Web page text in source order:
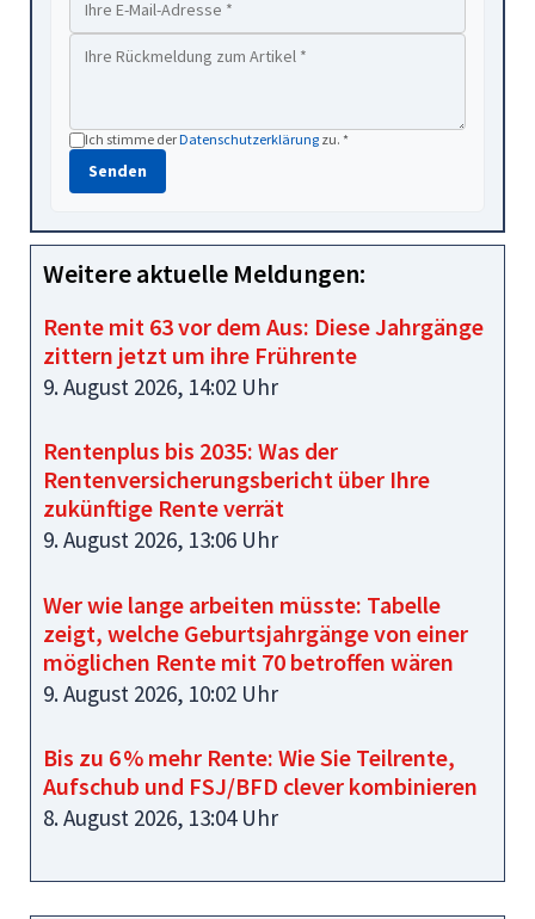
Ich stimme derDatenschutzerklärung zu. *
Senden
Weitere aktuelle Meldungen:
Rente mit 63 vor dem Aus: Diese Jahrgänge
zittern jetzt um ihre Frührente
9. August 2026, 14:02 Uhr
Rentenplus bis 2035: Was der
Rentenversicherungsbericht über Ihre
zukünftige Rente verrät
9. August 2026, 13:06 Uhr
Wer wie lange arbeiten müsste: Tabelle
zeigt, welche Geburtsjahrgänge von einer
möglichen Rente mit 70 betroffen wären
9. August 2026, 10:02 Uhr
Bis zu 6 % mehr Rente: Wie Sie Teilrente,
Aufschub und FSJ/BFD clever kombinieren
8. August 2026, 13:04 Uhr